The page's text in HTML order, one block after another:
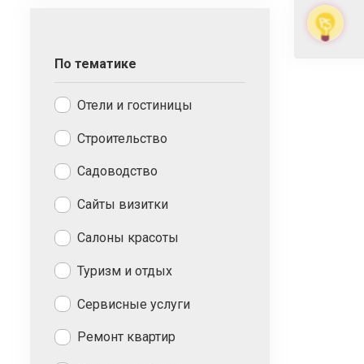
По тематике
Отели и гостиницы
Строительство
Садоводство
Сайты визитки
Салоны красоты
Туризм и отдых
Сервисные услуги
Ремонт квартир